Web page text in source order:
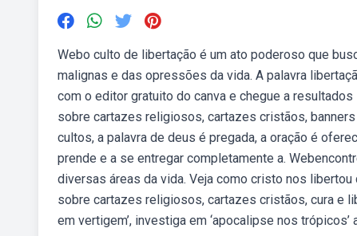
Webo culto de libertação é um ato poderoso que
malignas e das opressões da vida. A palavra
com o editor gratuito do canva e chegue a
sobre cartazes religiosos, cartazes cristãos,
cultos, a palavra de deus é pregada, a oração é
prende e a se entregar completamente a.
diversas áreas da vida. Veja como cristo nos
sobre cartazes religiosos, cartazes cristãos, cura e
em vertigem’, investiga em ‘apocalipse nos